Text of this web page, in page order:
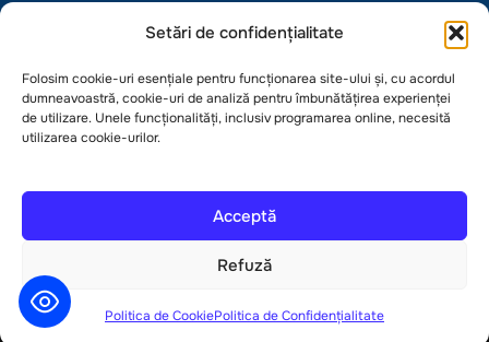
Setări de confidențialitate
Folosim cookie-uri esențiale pentru funcționarea site-ului și, cu acordul
dumneavoastră, cookie-uri de analiză pentru îmbunătățirea experienței
de utilizare. Unele funcționalități, inclusiv programarea online, necesită
utilizarea cookie-urilor.
Acceptă
Refuză
Politica de CookiePolitica de Confidențialitate
Programări online
Politica de Cookie
Termeni și condiții
© 2026 IMSP Centrul Republican de Diagnosticare
Medicală Toate Drepturile sunt Rezervate by Dantei